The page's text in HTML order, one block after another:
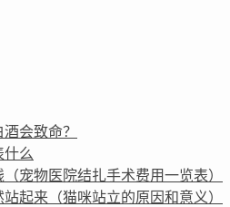
会致命？
什么
宠物医院结扎手术费用一览表）
起来（猫咪站立的原因和意义）